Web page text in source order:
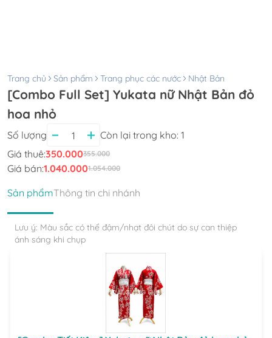
Trang chủ Sản phẩm Trang phục các nước Nhật Bản
[Combo Full Set] Yukata nữ Nhật Bản đỏ
hoa nhỏ
Số lượng Còn lại trong kho: 1
Giá thuê:350.000355.000
Giá bán:1.040.0001.054.000
Sản phẩmThông tin chi nhánh
Lưu ý: Màu sắc có thể đậm/nhạt đôi chút do sự can thiệp
ánh sáng khi chụp